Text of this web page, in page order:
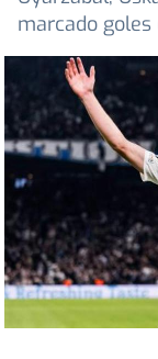
marcado